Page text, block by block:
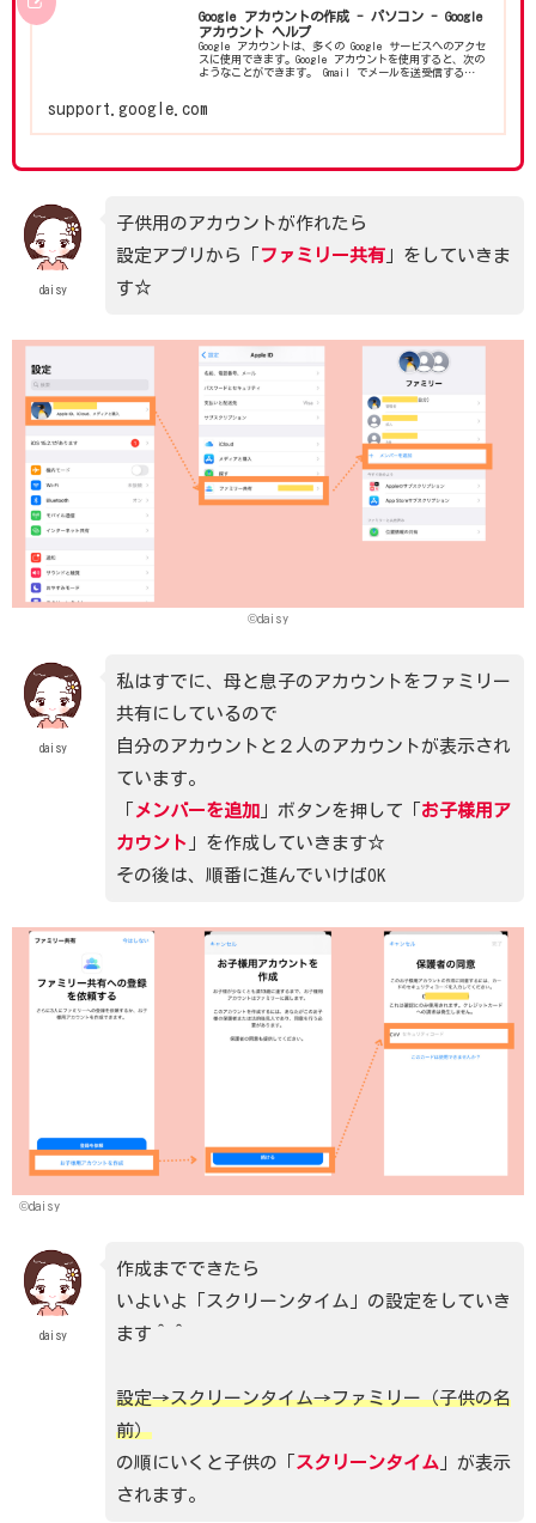
Google アカウントの作成 - パソコン - Google
アカウント ヘルプ
Google アカウントは、多くの Google サービスへのアクセ
スに使用できます。Google アカウントを使用すると、次の
ようなことができます。 Gmail でメールを送受信する
support.google.com
daisy
子供用のアカウントが作れたら
設定アプリから「
ファミリー共有 」をしていきま
す☆
©daisy
daisy
私はすでに、母と息子のアカウントをファミリー
共有にしているので
自分のアカウントと２人のアカウントが表示され
ています。
メンバーを追加 」ボタンを押して「 お子様用ア
カウント
」を作成していきます☆
その後は、順番に進んでいけばOK
©daisy
daisy
作成までできたら
いよいよ「スクリーンタイム」の設定をしていき
ます＾＾
設定→スクリーンタイム→ファミリー（子供の名
前）
の順にいくと子供の「 スクリーンタイム 」が表示
されます。